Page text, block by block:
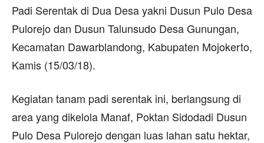
Padi Serentak di Dua Desa yakni Dusun Pulo Desa
Pulorejo dan Dusun Talunsudo Desa Gunungan,
Kecamatan Dawarblandong, Kabupaten Mojokerto,
Kamis (15/03/18).
Kegiatan tanam padi serentak ini, berlangsung di
area yang dikelola Manaf, Poktan Sidodadi Dusun
Pulo Desa Pulorejo dengan luas lahan satu hektar,